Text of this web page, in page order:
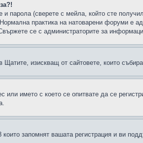
парола (сверете с мейла, който сте
практика на натоварени форуми е
се с администраторите за
изискващ от сайтовете, които
името с което се опитвате да се
които запомнят вашата регистрация и ви